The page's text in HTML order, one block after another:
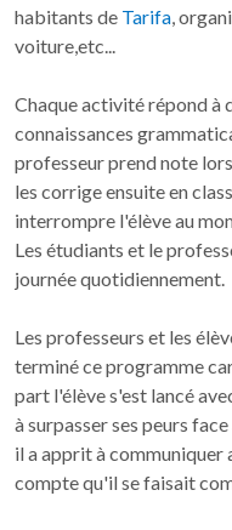
habitants de Tarifa,
voiture,etc...
Chaque activité répond à
connaissances
professeur prend note
les corrige ensuite en
interrompre l'élève au
Les étudiants et le
journée quotidiennement.
Les professeurs et les
terminé ce programme
part l'élève s'est lancé
à surpasser ses peurs
il a apprit à communiquer
compte qu'il se faisait